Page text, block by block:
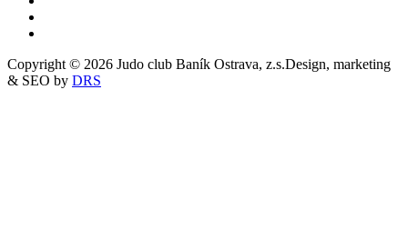
Copyright © 2026 Judo club Baník Ostrava, z.s.Design, marketing
& SEO by DRS